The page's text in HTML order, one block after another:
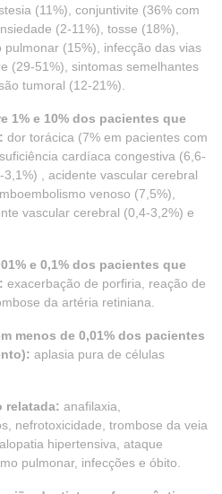
(11%), conjuntivite (36% com
(2-11%), tosse (18%),
(15%), infecção das vias
(29-51%), sintomas semelhantes
tumoral (12-21%).
1% e 10% dos pacientes que
dor torácica (7% em pacientes com
cardíaca congestiva (6,6-
, acidente vascular cerebral
venoso (7,5%),
vascular cerebral (0,4-3,2%) e
e 0,1% dos pacientes que
exacerbação de porfiria, reação de
da artéria retiniana.
menos de 0,01% dos pacientes
aplasia pura de células
relatada: anafilaxia,
nefrotoxicidade, trombose da veia
hipertensiva, ataque
pulmonar, infecções e óbito.